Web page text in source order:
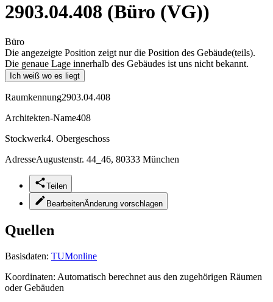
2903.04.408 (Büro (VG))
Büro
Die angezeigte Position zeigt nur die Position des Gebäude(teils).
Die genaue Lage innerhalb des Gebäudes ist uns nicht bekannt.
Ich weiß wo es liegt
Raumkennung2903.04.408
Architekten-Name408
Stockwerk4. Obergeschoss
AdresseAugustenstr. 44_46, 80333 München
Teilen
BearbeitenÄnderung vorschlagen
Quellen
Basisdaten: TUMonline
Koordinaten: Automatisch berechnet aus den zugehörigen Räumen
oder Gebäuden